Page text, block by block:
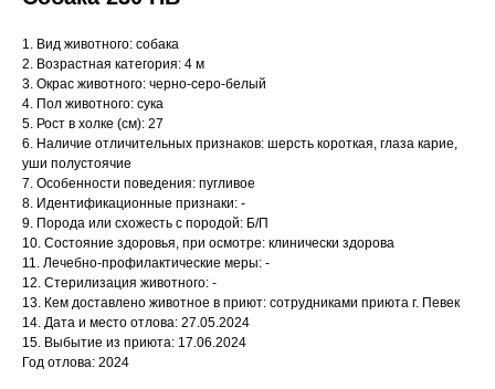
1. Вид животного: собака
2. Возрастная категория: 4 м
3. Окрас животного: черно-серо-белый
4. Пол животного: сука
5. Рост в холке (см): 27
6. Наличие отличительных признаков: шерсть короткая, глаза карие,
уши полустоячие
7. Особенности поведения: пугливое
8. Идентификационные признаки: -
9. Порода или схожесть с породой: Б/П
10. Состояние здоровья, при осмотре: клинически здорова
11. Лечебно-профилактические меры: -
12. Стерилизация животного: -
13. Кем доставлено животное в приют: сотрудниками приюта г. Певек
14. Дата и место отлова: 27.05.2024
15. Выбытие из приюта: 17.06.2024
Год отлова: 2024